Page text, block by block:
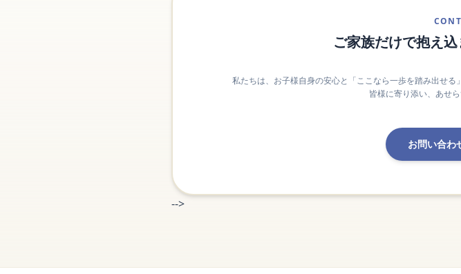
ご家族だけで抱え
私たちは、お子様自身の安心と「ここなら一歩を踏み出せ
皆様に寄り添い、あせ
お問い合わ
-->